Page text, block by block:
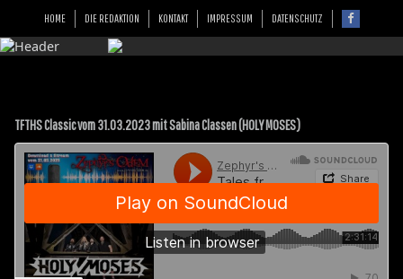
HOME DIE REDAKTION KONTAKT IMPRESSUM DATENSCHUTZ
TFTHS Classic vom 31.03.2023 mit Sabina Classen (HOLY MOSES)